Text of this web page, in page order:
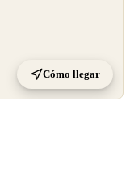
Cómo llegar